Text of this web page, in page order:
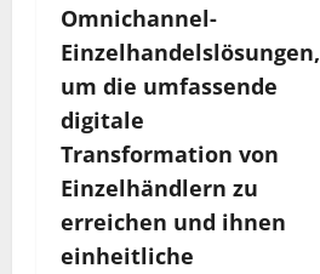
Omnichannel-
Einzelhandelslösungen,
um die umfassende
digitale
Transformation von
Einzelhändlern zu
erreichen und ihnen
einheitliche